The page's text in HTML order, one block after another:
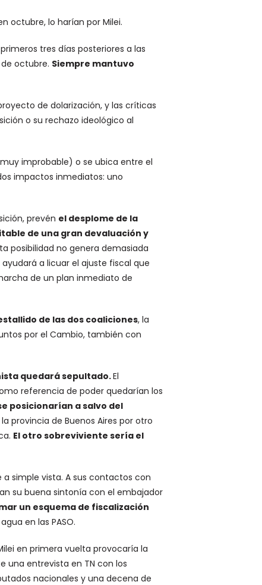
octubre, lo harían por Milei.
tres días posteriores a las
octubre. Siempre mantuvo
de dolarización, y las críticas
o su rechazo ideológico al
improbable) o se ubica entre el
impactos inmediatos: uno
prevén el desplome de la
de una gran devaluación y
posibilidad no genera demasiada
a licuar el ajuste fiscal que
de un plan inmediato de
de las dos coaliciones, la
por el Cambio, también con
quedará sepultado.El
referencia de poder quedarían los
posicionarían a salvo del
provincia de Buenos Aires por otro
El otro sobreviviente sería el
simple vista. A sus contactos con
su buena sintonía con el embajador
un esquema de fiscalización
en las PASO.
en primera vuelta provocaría la
una entrevista en TN con los
nacionales y una decena de